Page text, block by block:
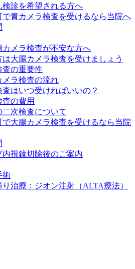
検診を希望される方へ
で胃カメラ検査を受けるなら当院へ
カメラ検査が不安な方へ
は大腸カメラ検査を受けましょう
査の重要性
メラ検査の流れ
はいつ受ければいいの？
の費用
次検査について
大腸カメラ検査を受けるなら当院
内視鏡切除後のご案内
術
治療：ジオン注射（ALTA療法）